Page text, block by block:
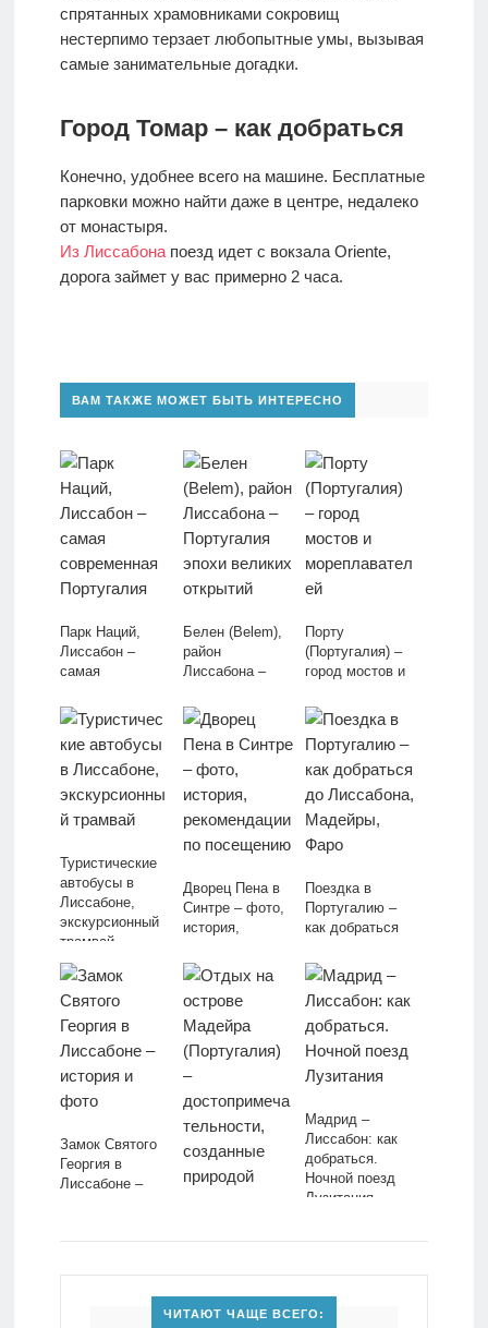
спрятанных храмовниками сокровищ
нестерпимо терзает любопытные умы, вызывая
самые занимательные догадки.
Город Томар – как добраться
Конечно, удобнее всего на машине. Бесплатные
парковки можно найти даже в центре, недалеко
от монастыря.
Из Лиссабонапоезд идет с вокзала Oriente,
дорога займет у вас примерно 2 часа.
ВАМ ТАКЖЕ МОЖЕТ БЫТЬ ИНТЕРЕСНО
Парк Наций,
Лиссабон –
самая
Португалия
Белен (Belem),
район
Лиссабона –
эпохи великих
открытий
Порту
(Португалия) –
город мостов и
Туристические
автобусы в
Лиссабоне,
экскурсионный
трамвай
Дворец Пена в
Синтре – фото,
история,
по посещению
Поездка в
Португалию –
как добраться
Мадейры, Фаро
Замок Святого
Георгия в
Лиссабоне –
острове
(Португалия) –
достопримечате
льности,
Мадрид –
Лиссабон: как
добраться.
Ночной поезд
Лузитания
ЧИТАЮТ ЧАЩЕ ВСЕГО: